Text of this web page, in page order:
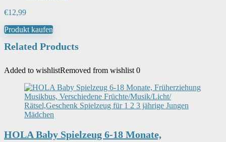
€12,99
Produkt kaufen
Related Products
Added to wishlistRemoved from wishlist 0
HOLA Baby Spielzeug 6-18 Monate,